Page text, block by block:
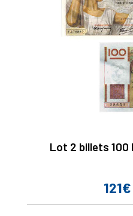
Lot 2 billets 100
Prix
121€